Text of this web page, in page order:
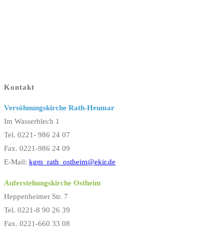
Kontakt
Versöhnungskirche Rath-Heumar
Im Wasserblech 1
Tel. 0221- 986 24 07
Fax. 0221-986 24 09
E-Mail: kgm_rath_ostheim@ekir.de
Auferstehungskirche Ostheim
Heppenheimer Str. 7
Tel. 0221-8 90 26 39
Fax. 0221-660 33 08